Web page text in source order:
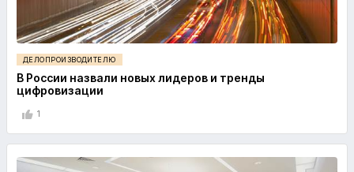
ДЕЛОПРОИЗВОДИТЕЛЮ
В России назвали новых лидеров и тренды
цифровизации
1